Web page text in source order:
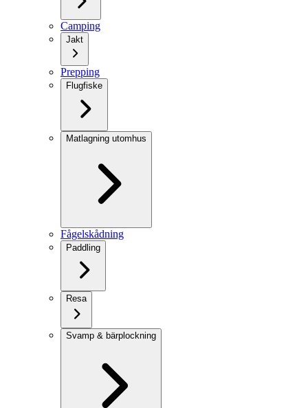
Camping
Jakt
Prepping
Flugfiske
Matlagning utomhus
Fågelskådning
Paddling
Resa
Svamp & bärplockning